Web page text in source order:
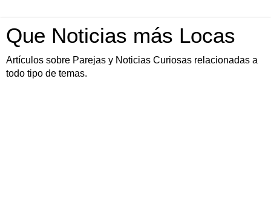
Que Noticias más Locas
Artículos sobre Parejas y Noticias Curiosas relacionadas a
todo tipo de temas.